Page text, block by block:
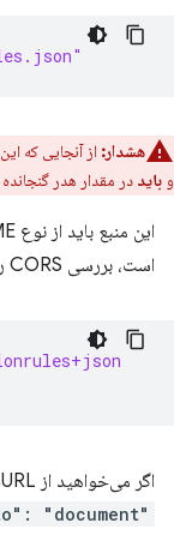
هشدار: از آنجایی که
و باید در مقدار هدر
است، بررسی CORS را با موفقیت پشت سر بگذارد.
اگر می‌خواهید از URLهای نسبی استفاده کنید، می‌توانید کلید
"relative_to": "document"